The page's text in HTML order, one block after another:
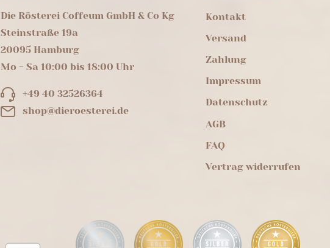
Die Rösterei Coffeum GmbH & Co Kg
Steinstraße 19a
20095 Hamburg
Mo - Sa 10:00 bis 18:00 Uhr
+49 40 32526364
shop@dieroesterei.de
Kontakt
Versand
Zahlung
Impressum
Datenschutz
AGB
FAQ
Vertrag widerrufen